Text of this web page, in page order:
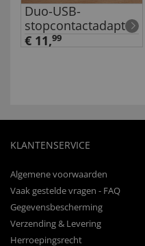
Duo-USB-
stopcontactadapter
€ 11,99
KLANTENSERVICE
Algemene voorwaarden
Vaak gestelde vragen - FAQ
Gegevensbescherming
Verzending & Levering
Herroepingsrecht